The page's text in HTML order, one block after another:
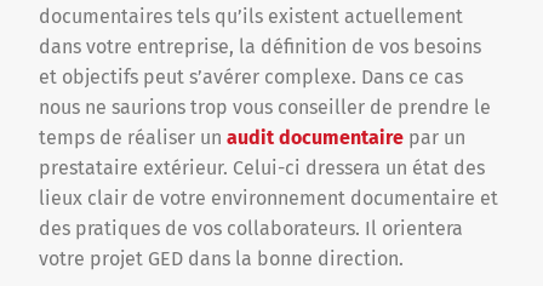
documentaires tels qu’ils existent actuellement
dans votre entreprise, la définition de vos besoins
et objectifs peut s’avérer complexe. Dans ce cas
nous ne saurions trop vous conseiller de prendre le
temps de réaliser unaudit documentaire par un
prestataire extérieur. Celui-ci dressera un état des
lieux clair de votre environnement documentaire et
des pratiques de vos collaborateurs. Il orientera
votre projet GED dans la bonne direction.